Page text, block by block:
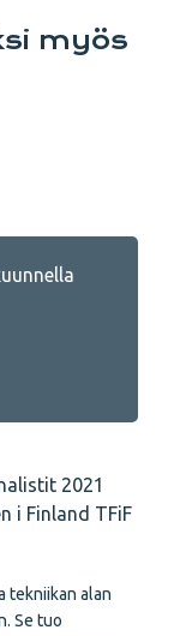
myös
2021
i Finland TFiF
tekniikan alan
Se tuo